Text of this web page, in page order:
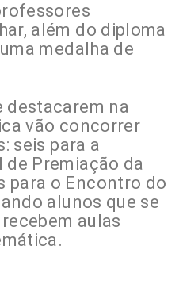
além do diploma
medalha de
destacarem na
vão concorrer
seis para a
de Premiação da
para o Encontro do
alunos que se
aulas